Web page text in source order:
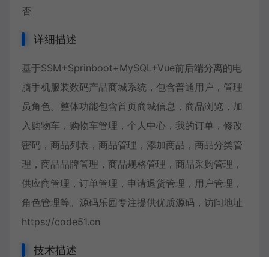
否
详细描述
基于SSM+Sprinboot+MySQL+Vue前后端分离的电
脑手机服装数码产品商城系统，包含普通用户，管理
员角色。整体功能包含首页商城信息，商品浏览，加
入购物车，购物车管理，个人中心，我的订单，修改
密码，商品列表，商品管理，添加商品，商品分类管
理，商品品牌管理，商品规格管理，商品采购管理，
供应商管理，订单管理，申请退货管理，用户管理，
角色管理等。源码乐园专注提供优质源码，访问地址
https://code51.cn
技术描述